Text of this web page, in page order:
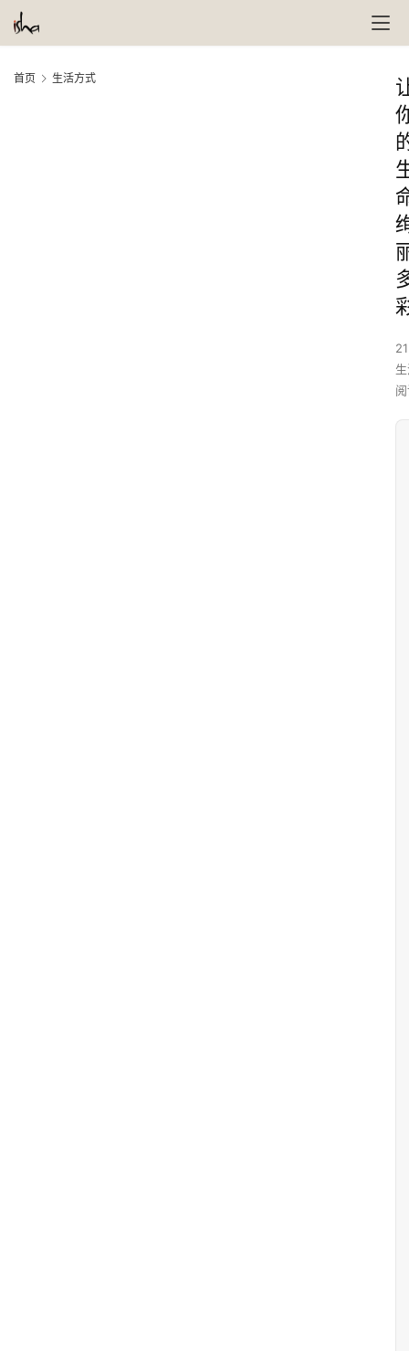
首页 生活方式